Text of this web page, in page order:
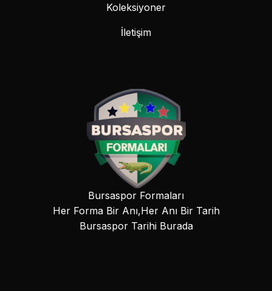
Koleksiyoner
İletişim
Bursaspor Formaları
Her Forma Bir Anı,Her Anı Bir Tarih
Bursaspor Tarihi Burada